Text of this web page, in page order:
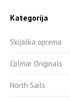
Kategorija
Skijaška oprema
Colmar Originals
North Sails